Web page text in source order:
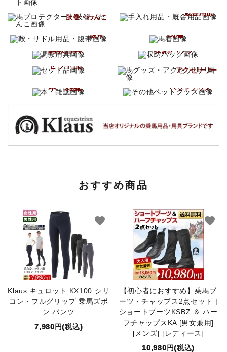
肢巻・わんこ
厩舎用品
腹帯
馬着
調教用具
収納バッグ
セット品
アクセサリー
本・雑誌
ペットグッズ
おすすめ商品
Klaus キュロット KX100 シリ
コン・フルグリップ 乗馬ズボ
ン パンツ
7,980円(税込)
favorite
【初心者におすすめ】乗馬ブ
ーツ・チャップス2点セット |
ショートブーツKSBZ ＆ ハー
フチャップスKA [男女兼用]
[メンズ] [レディース]
10,980円(税込)
favorite